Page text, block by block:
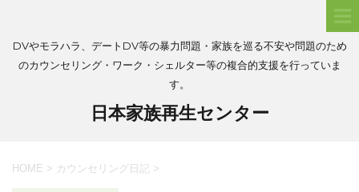
DVやモラハラ、デートDV等の暴力問題・家族を巡る不安や問題のため
のカウンセリング・ワーク・シェルター等の複合的支援を行っていま
す。
日本家族再生センター
HOME > カウンセリング日記 >